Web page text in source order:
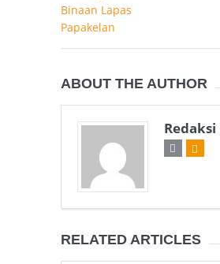
ABOUT THE AUTHOR
Redaksi
RELATED ARTICLES